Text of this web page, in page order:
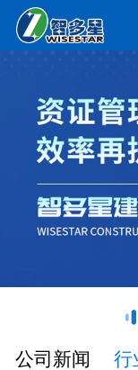
公司新闻 行